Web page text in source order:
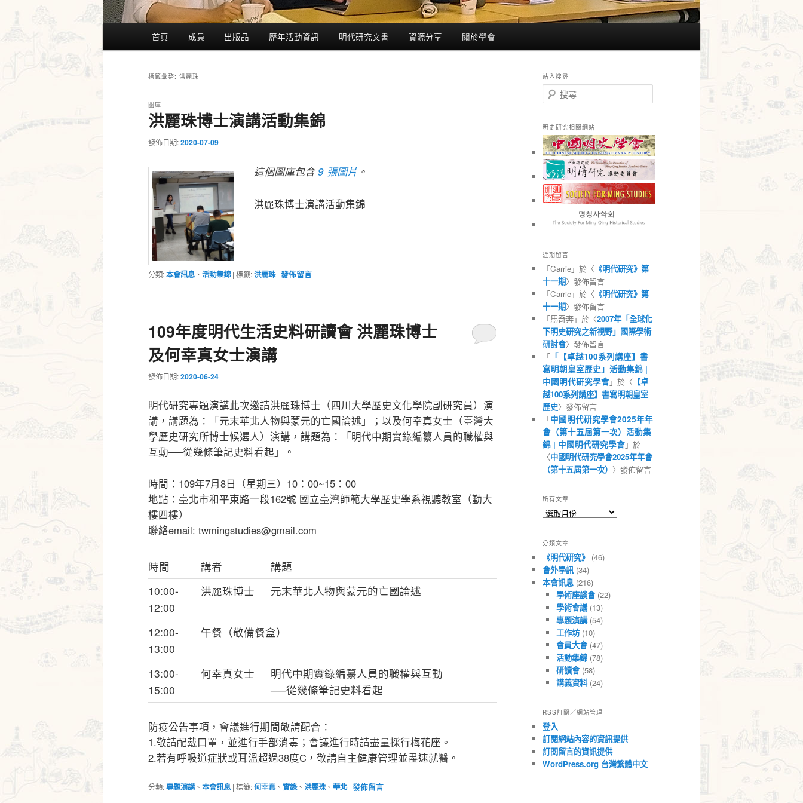
首頁 成員 出版品 歷年活動資訊 明代研究文書 資源分享 關於學會
標籤彙整: 洪麗珠
洪麗珠博士演講活動集錦
圖庫
發佈日期:2020-07-09
這個圖庫包含9 張圖片 。
洪麗珠博士演講活動集錦
分類:本會訊息 、 活動集錦 | 標籤:洪麗珠 | 發佈留言
109年度明代生活史料研讀會 洪麗珠博士
及何幸真女士演講
發佈日期:2020-06-24
明代研究專題演講此次邀請洪麗珠博士（四川大學歷史文化學院副研究員）演
講，講題為：「元末華北人物與蒙元的亡國論述」；以及何幸真女士（臺灣大
學歷史研究所博士候選人）演講，講題為：「明代中期實錄編纂人員的職權與
互動──從幾條筆記史料看起」。
時間：109年7月8日（星期三）10：00~15：00
地點：臺北市和平東路一段162號 國立臺灣師範大學歷史學系視聽教室（勤大
樓四樓）
聯絡email: twmingstudies@gmail.com
時間 講者
講題
10:00-
12:00
洪麗珠博士 元末華北人物與蒙元的亡國論述
12:00-
13:00
午餐（敬備餐盒）
13:00-
15:00
何幸真女士
明代中期實錄編纂人員的職權與互動
──從幾條筆記史料看起
防疫公告事項，會議進行期間敬請配合：
1.敬請配戴口罩，並進行手部消毒；會議進行時請盡量採行梅花座。
2.若有呼吸道症狀或耳溫超過38度C，敬請自主健康管理並盡速就醫。
分類:專題演講、 本會訊息 | 標籤:何幸真、 實錄、 洪麗珠、 華北 | 發佈留言
站內搜尋
搜
尋
明史研究相關網站
近期留言
「Carrie」於〈 《明代研究》第
十一期〉發佈留言
「Carrie」於〈 《明代研究》第
十一期〉發佈留言
「馬奇奔」於〈2007年「全球化
下明史研究之新視野」國際學術
研討會〉發佈留言
「 「【卓越100系列講座】書
寫明朝皇室歷史」活動集錦 |
中國明代研究學會」於〈 【卓
越100系列講座】書寫明朝皇室
歷史〉發佈留言
「中國明代研究學會2025年年
會（第十五屆第一次）活動集
錦 | 中國明代研究學會」於
〈中國明代研究學會2025年年會
（第十五屆第一次） 〉發佈留言
所有文章
所
章
分類文章
《明代研究》 (46)
會外學訊 (34)
本會訊息 (216)
學術座談會(22)
學術會議(13)
專題演講(54)
工作坊(10)
會員大會(47)
活動集錦(78)
研讀會(58)
講義資料(24)
RSS訂閱／網站管理
登入
訂閱網站內容的資訊提供
訂閱留言的資訊提供
WordPress.org 台灣繁體中文